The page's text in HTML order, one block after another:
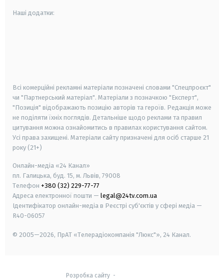
Наші додатки:
Всі комерційні рекламні матеріали позначені словами "Спецпроєкт"
чи "Партнерський матеріал". Матеріали з позначкою "Експерт",
"Позиція" відображають позицію авторів та героїв. Редакція може
не поділяти їхніх поглядів. Детальніше щодо реклами та правил
цитування можна ознайомитись в правилах користування сайтом.
Усі права захищені. Матеріали сайту призначені для осіб старше 21
року (21+)
Онлайн-медіа «24 Канал»
пл. Галицька, буд. 15, м. Львів, 79008
Телефон +380 (32) 229-77-77
Адреса електронної пошти — legal@24tv.com.ua
Ідентифікатор онлайн-медіа в Реєстрі суб'єктів у сфері медіа —
R40-06057
© 2005—2026, ПрАТ «Телерадіокомпанія "Люкс"», 24 Канал.
Розробка сайту-